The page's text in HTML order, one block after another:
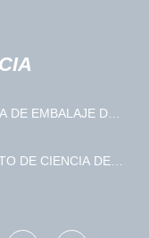
DE EMBALAJE DE
DE CIENCIA DE